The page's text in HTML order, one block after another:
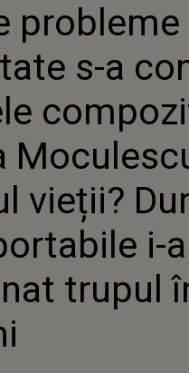
probleme
s-a
vieții?
i-
trupul